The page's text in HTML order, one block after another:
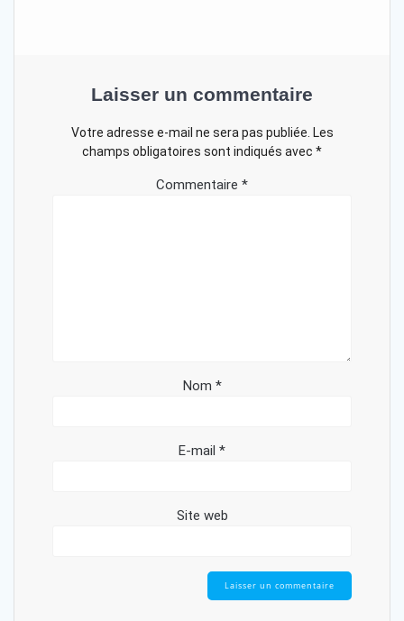
Laisser un commentaire
Votre adresse e-mail ne sera pas publiée. Les
champs obligatoires sont indiqués avec *
Commentaire *
Nom *
E-mail *
Site web